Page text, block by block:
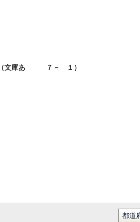
（文庫あ ７－ １）